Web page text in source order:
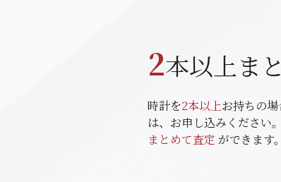
2本以上ま
時計を2本以上お持ちの
は、お申し込みください。
まとめて査定 ができます。